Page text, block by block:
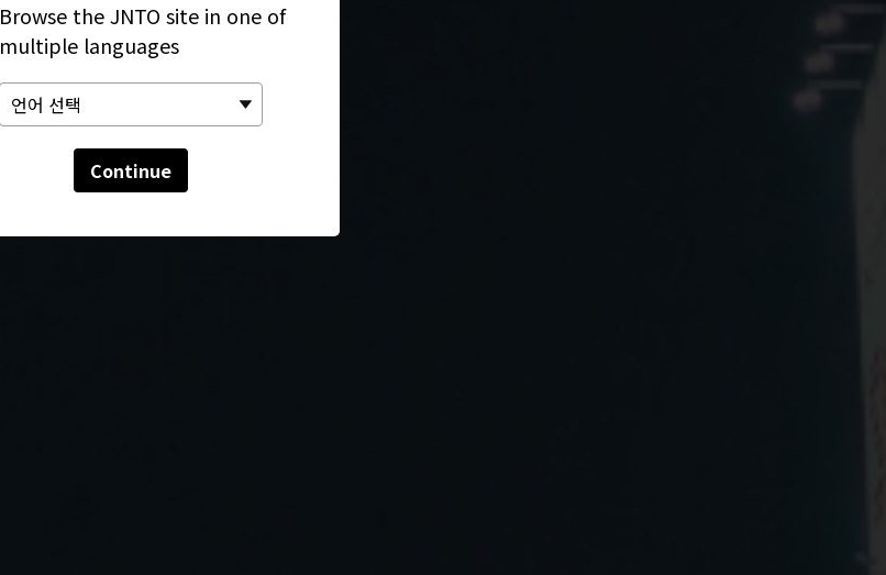
Browse the JNTO site in one of
multiple languages
Continue